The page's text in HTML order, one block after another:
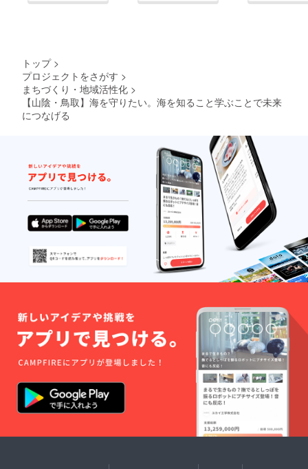
トップ >
プロジェクトをさがす >
まちづくり・地域活性化 >
【山陰・鳥取】海を守りたい。海を知ること学ぶことで未来
につなげる